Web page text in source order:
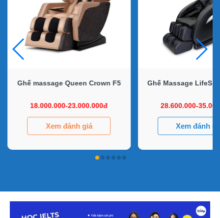
Ghế massage Queen Crown F5
18.000.000-23.000.000đ
Xem đánh giá
Ghế Massage
28.600.000-
Xem đánh